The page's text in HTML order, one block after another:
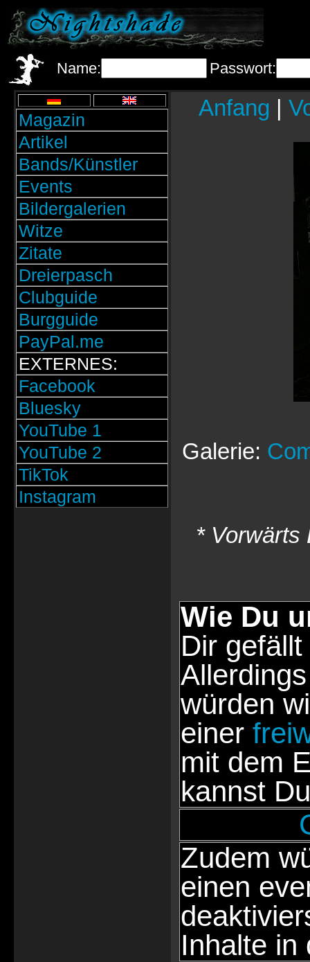
Name: Passwort:
Magazin
Artikel
Bands/Künstler
Events
Bildergalerien
Witze
Zitate
Dreierpasch
Clubguide
Burgguide
PayPal.me
EXTERNES:
Facebook
Bluesky
YouTube 1
YouTube 2
TikTok
Instagram
Anfang |
Galerie:
* Vorwärts
Wie Du
Dir
würden
einer
mit dem
kannst
Zudem
einen
Inhalte in